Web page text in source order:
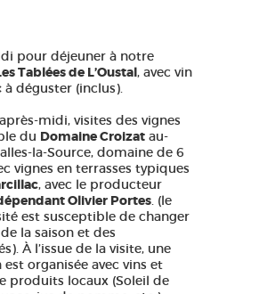
pour déjeuner à notre
Tablées de L’Oustal, avec vin
à déguster (inclus).
midi, visites des vignes
du Domaine Croizat au-
la-Source, domaine de 6
vignes en terrasses typiques
, avec le producteur
Olivier Portes. (le
est susceptible de changer
la saison et des
À l’issue de la visite, une
organisée avec vins et
produits locaux (Soleil de